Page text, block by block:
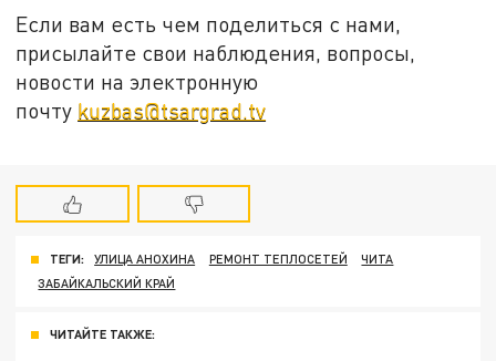
Если вам есть чем поделиться с нами,
присылайте свои наблюдения, вопросы,
новости на электронную
почту kuzbas@tsargrad.tv
ТЕГИ: УЛИЦА АНОХИНА РЕМОНТ ТЕПЛОСЕТЕЙ
ЧИТА
ЗАБАЙКАЛЬСКИЙ КРАЙ
ЧИТАЙТЕ ТАКЖЕ: